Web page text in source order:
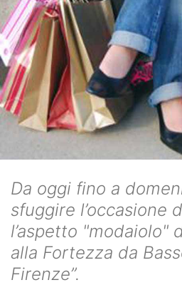
Da oggi fino a
sfuggire l’occasione
l’aspetto "modaiolo"
alla Fortezza da
Firenze”.